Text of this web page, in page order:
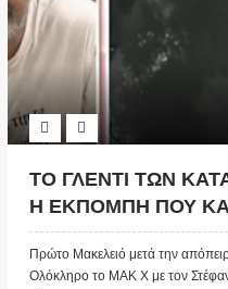
ΤΟ ΓΛΕΝΤΙ ΤΩΝ
Η ΕΚΠΟΜΠΗ ΠΟΥ
ΠΑΝΕΛΛΗΝΙΟ ΜΕ ΤΙΣ
ΚΑΤΑΓΓΕΛΙΕΣ ...
Πρώτο Μακελειό μετά την
Ολόκληρο το ΜΑΚ Χ με τον